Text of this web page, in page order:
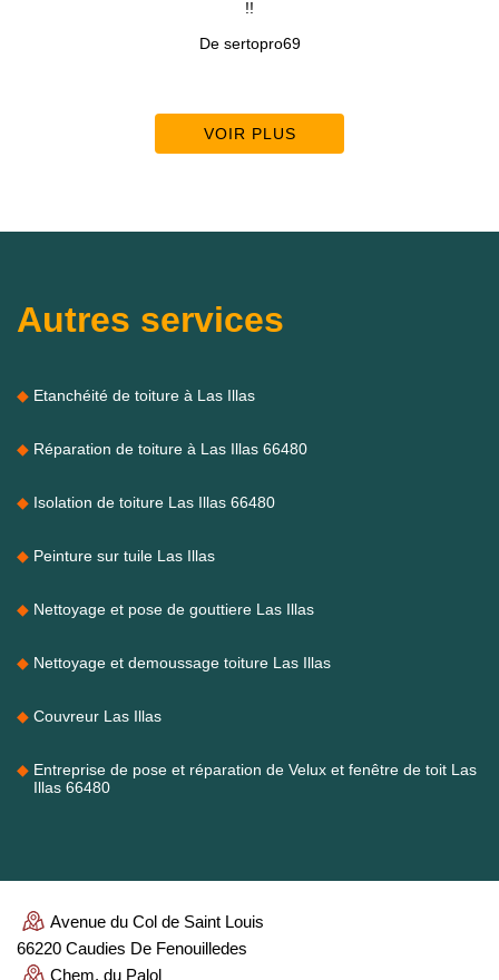
VOIR PLUS
Autres services
Etanchéité de toiture à Las Illas
Réparation de toiture à Las Illas 66480
Isolation de toiture Las Illas 66480
Peinture sur tuile Las Illas
Nettoyage et pose de gouttiere Las Illas
Nettoyage et demoussage toiture Las Illas
Couvreur Las Illas
Entreprise de pose et réparation de Velux et fenêtre de toit Las
Illas 66480
Avenue du Col de Saint Louis
66220 Caudies De Fenouilledes
Chem. du Palol